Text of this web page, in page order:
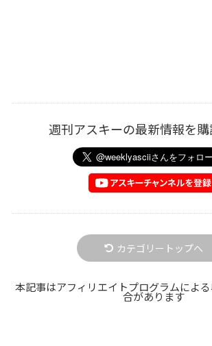
週刊アスキーの最新情報を購
カテゴリートップへ
本記事はアフィリエイトプログラムによ
合があります